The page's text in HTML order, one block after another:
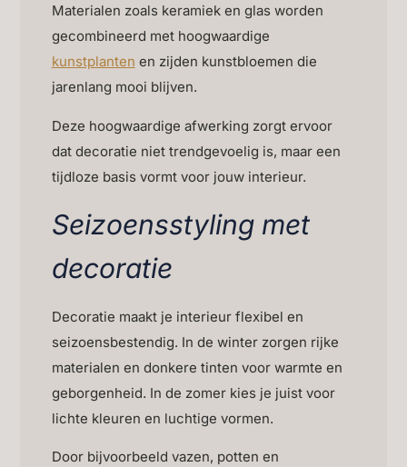
Materialen zoals keramiek en glas worden
gecombineerd met hoogwaardige
kunstplanten en zijden kunstbloemen die
jarenlang mooi blijven.
Deze hoogwaardige afwerking zorgt ervoor
dat decoratie niet trendgevoelig is, maar een
tijdloze basis vormt voor jouw interieur.
Seizoensstyling met
decoratie
Decoratie maakt je interieur flexibel en
seizoensbestendig. In de winter zorgen rijke
materialen en donkere tinten voor warmte en
geborgenheid. In de zomer kies je juist voor
lichte kleuren en luchtige vormen.
Door bijvoorbeeld vazen, potten en